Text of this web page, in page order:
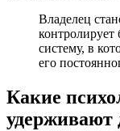
Владелец
контролирует
систему, в
его
Какие
удерживают